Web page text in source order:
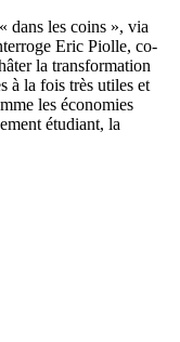
dans les coins », via
Eric Piolle, co-
la transformation
à la fois très utiles et
les économies
étudiant, la